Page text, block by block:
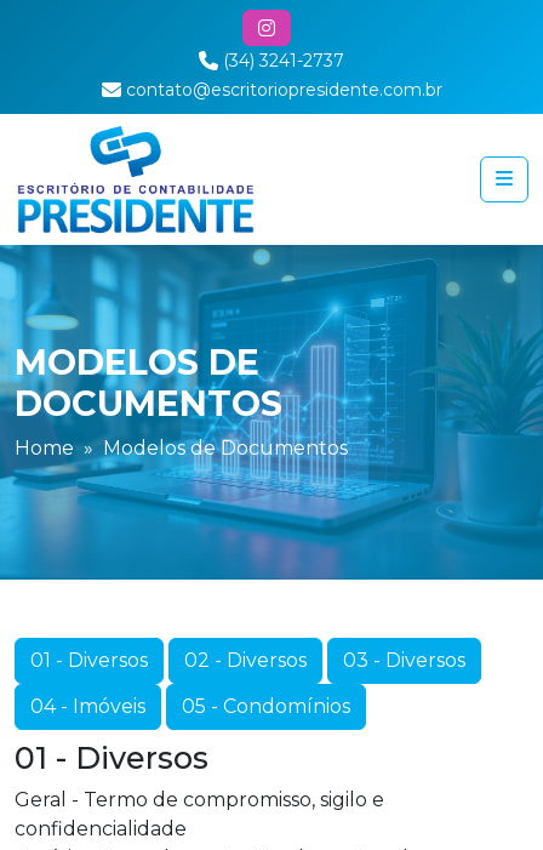
(34) 3241-2737
contato@escritoriopresidente.com.br
MODELOS DE
DOCUMENTOS
Home Modelos de Documentos
01 - Diversos 02 - Diversos
03 - Diversos
04 - Imóveis
05 - Condomínios
01 - Diversos
Geral - Termo de compromisso, sigilo e
confidencialidade